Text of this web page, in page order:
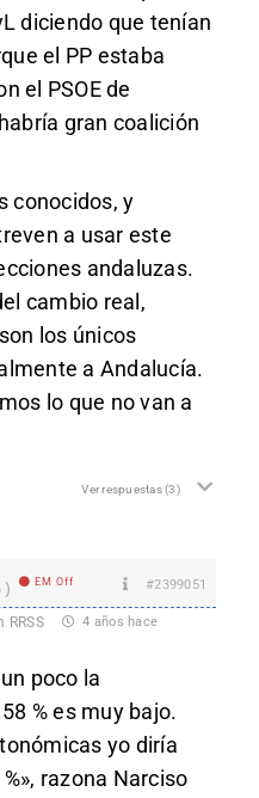
diciendo que tenían
el PP estaba
el PSOE de
gran coalición
conocidos, y
a usar este
andaluzas.
cambio real,
los únicos
a Andalucía.
lo que no van a
Ver respuestas(3)
EM Off #2399051
RRSS 4 años hace
poco la
% es muy bajo.
yo diría
razona Narciso